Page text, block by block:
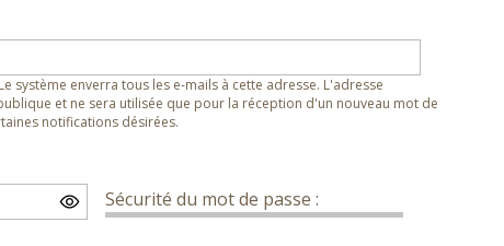
système enverra tous les e-mails à cette adresse. L'adresse
et ne sera utilisée que pour la réception d'un nouveau mot de
notifications désirées.
Sécurité du mot de passe :